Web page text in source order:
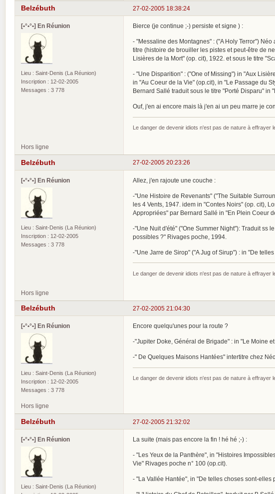
27-02-2005 18:38:24
Belzébuth
[•°•°•] En Réunion
Lieu : Saint-Denis (La Réunion)
Inscription : 12-02-2005
Messages : 3 778
Bierce (je continue ;-) persiste et signe ) :
- "Messaline des Montagnes" : ("A Holy Terror")
titre (histoire de brouiller les pistes et peut-être de
Lisières de la Mort" (op. cit), 1922. et sous le titre
- "Une Disparition" : ("One of Missing") in "Aux
in "Au Coeur de la Vie" (op.cit), in "Le Passage du
Bernard Sallé traduit sous le titre "Porté Disparu" in
Ouf, j'en ai encore mais là j'en ai un peu marre je
Le danger de devenir idiots n'est pas de nature à effrayer
Hors ligne
27-02-2005 20:23:26
Belzébuth
[•°•°•] En Réunion
Lieu : Saint-Denis (La Réunion)
Inscription : 12-02-2005
Messages : 3 778
Allez, j'en rajoute une couche :
-"Une Histoire de Revenants" ("The Suitable
les 4 Vents, 1947. idem in "Contes Noirs" (op. cit),
Appropriées" par Bernard Sallé in "En Plein Coeur
-"Une Nuit d'été" ("One Summer Night"): Traduit ss
possibles ?" Rivages poche, 1994.
-"Une Jarre de Sirop" ("A Jug of Sirup") : in "De
Le danger de devenir idiots n'est pas de nature à effrayer
Hors ligne
27-02-2005 21:04:30
Belzébuth
[•°•°•] En Réunion
Lieu : Saint-Denis (La Réunion)
Inscription : 12-02-2005
Messages : 3 778
Encore quelqu'unes pour la route ?
-"Jupiter Doke, Général de Brigade" : in "Le Moine
-" De Quelques Maisons Hantées" intertitre chez
Le danger de devenir idiots n'est pas de nature à effrayer
Hors ligne
27-02-2005 21:32:02
Belzébuth
[•°•°•] En Réunion
Lieu : Saint-Denis (La Réunion)
La suite (mais pas encore la fin ! hé hé ;-) :
- "Les Yeux de la Panthère", in "Histoires
Vie" Rivages poche n° 100 (op.cit).
- "La Vallée Hantée", in "De telles choses sont-elles